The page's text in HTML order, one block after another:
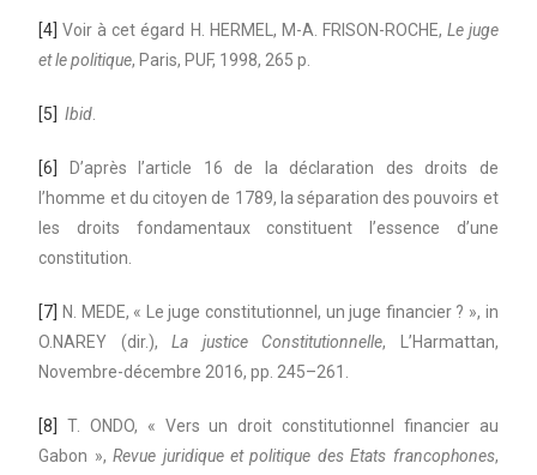
[4] Voir à cet égard H. HERMEL, M-A. FRISON-ROCHE, Le juge
et le politique, Paris, PUF, 1998, 265 p.
[5] Ibid
[6]
D’après l’article 16 de la déclaration des droits de
l’homme et du citoyen de 1789, la séparation des pouvoirs et
les droits fondamentaux constituent l’essence d’une
constitution.
[7]
N. MEDE, « Le juge constitutionnel, un juge financier ? », in
O.NAREY (dir.),La justice Constitutionnelle, L’Harmattan,
Novembre-décembre 2016, pp. 245–261.
[8]
T. ONDO, « Vers un droit constitutionnel financier au
Gabon »,Revue juridique et politique des Etats francophones,